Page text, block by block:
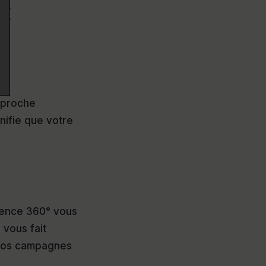
que votre
360° vous
vous fait
campagnes